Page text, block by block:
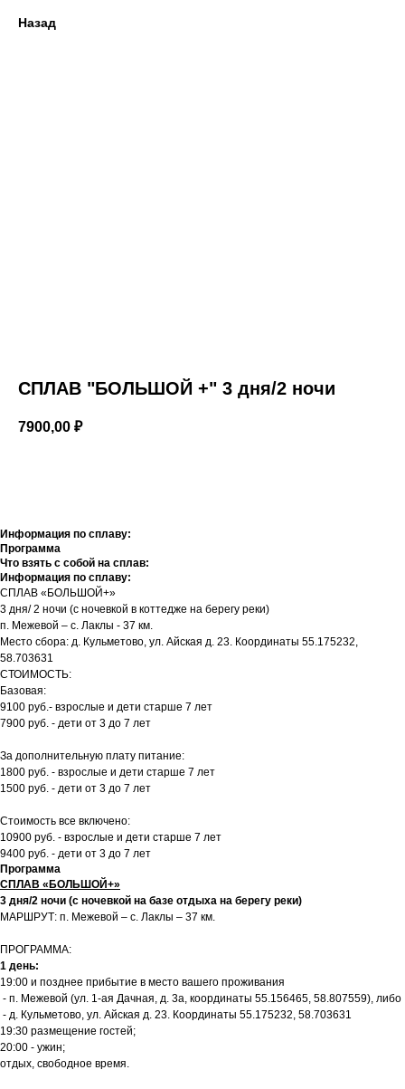
Назад
СПЛАВ "БОЛЬШОЙ +" 3 дня/2 ночи
7900,00 ₽
Информация по сплаву:
Программа
Что взять с собой на сплав:
Информация по сплаву:
СПЛАВ «БОЛЬШОЙ+»
3 дня/ 2 ночи (с ночевкой в коттедже на берегу реки)
п. Межевой – с. Лаклы - 37 км.
Место сбора: д. Кульметово, ул. Айская д. 23. Координаты 55.175232,
58.703631
СТОИМОСТЬ:
Базовая:
9100 руб.- взрослые и дети старше 7 лет
7900 руб. - дети от 3 до 7 лет
За дополнительную плату питание:
1800 руб. - взрослые и дети старше 7 лет
1500 руб. - дети от 3 до 7 лет
Стоимость все включено:
10900 руб. - взрослые и дети старше 7 лет
9400 руб. - дети от 3 до 7 лет
Программа
СПЛАВ «БОЛЬШОЙ+»
3 дня/2 ночи (с ночевкой на базе отдыха на берегу реки)
МАРШРУТ: п. Межевой – с. Лаклы – 37 км.
ПРОГРАММА:
1 день:
19:00 и позднее прибытие в место вашего проживания
- п. Межевой (ул. 1-ая Дачная, д. 3а, координаты 55.156465, 58.807559), либо
- д. Кульметово, ул. Айская д. 23. Координаты 55.175232, 58.703631
19:30 размещение гостей;
20:00 - ужин;
отдых, свободное время.